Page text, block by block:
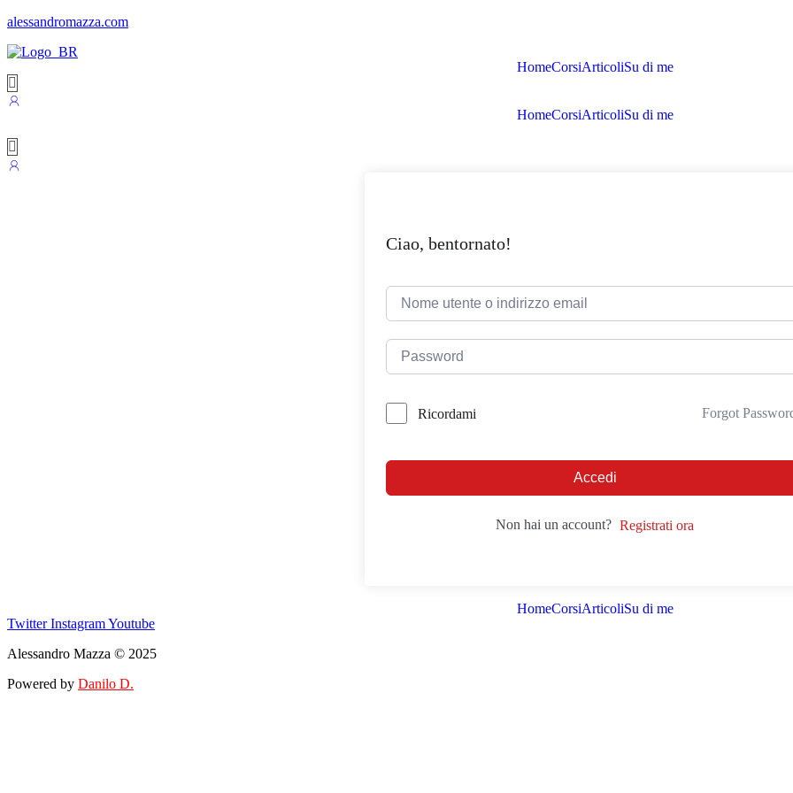
alessandromazza.com
HomeCorsiArticoliSu di me
HomeCorsiArticoliSu di me
Ciao, bentornato!
Ricordami Forgot
Accedi
Non hai un account? Registrati ora
HomeCorsiArticoliSu di me
Twitter InstagramYoutube
Alessandro Mazza © 2025
Powered by Danilo D.